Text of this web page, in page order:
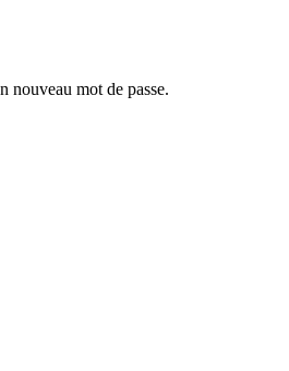
nouveau mot de passe.